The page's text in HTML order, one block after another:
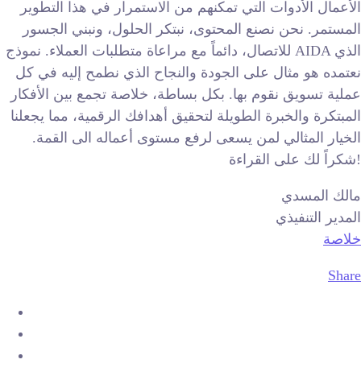
الأعمال الأدوات التي تمكنهم من الاستمرار في هذا التطوير
المستمر. نحن نصنع المحتوى، نبتكر الحلول، ونبني الجسور
للاتصال، دائماً مع مراعاة متطلبات العملاء. نموذج AIDA الذي
نعتمده هو مثال على الجودة والنجاح الذي نطمح إليه في كل
عملية تسويق نقوم بها. بكل بساطة، خلاصة تجمع بين الأفكار
المبتكرة والخبرة الطويلة لتحقيق أهدافك الرقمية، مما يجعلنا
الخيار المثالي لمن يسعى لرفع مستوى أعماله الى القمة.
شكراً لك على القراءة!
مالك المسدي
المدير التنفيذي
خلاصة
Share